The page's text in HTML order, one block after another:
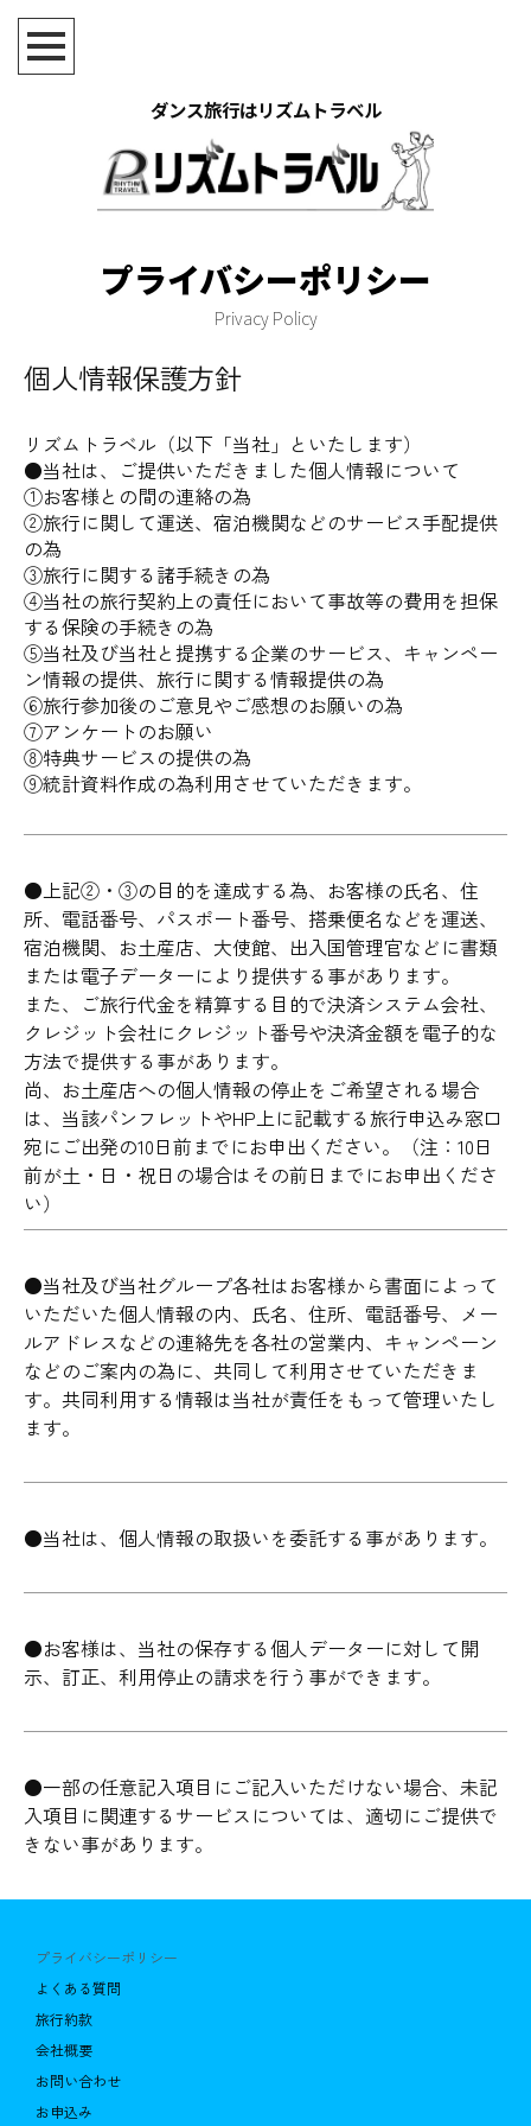
ダンス旅行はリズムトラベル
プライバシーポリシー
Privacy Policy
個人情報保護方針
リズムトラベル（以下「当社」といたします）
●当社は、ご提供いただきました個人情報について
①お客様との間の連絡の為
②旅行に関して運送、宿泊機関などのサービス手配提供
の為
③旅行に関する諸手続きの為
④当社の旅行契約上の責任において事故等の費用を担保
する保険の手続きの為
⑤当社及び当社と提携する企業のサービス、キャンペー
ン情報の提供、旅行に関する情報提供の為
⑥旅行参加後のご意見やご感想のお願いの為
⑦アンケートのお願い
⑧特典サービスの提供の為
⑨統計資料作成の為利用させていただきます。
●上記②・③の目的を達成する為、お客様の氏名、住
所、電話番号、パスポート番号、搭乗便名などを運送、
宿泊機関、お土産店、大使館、出入国管理官などに書類
または電子データーにより提供する事があります。
また、ご旅行代金を精算する目的で決済システム会社、
クレジット会社にクレジット番号や決済金額を電子的な
方法で提供する事があります。
尚、お土産店への個人情報の停止をご希望される場合
は、当該パンフレットやHP上に記載する旅行申込み窓口
宛にご出発の10日前までにお申出ください。（注：10日
前が土・日・祝日の場合はその前日までにお申出くださ
い）
●当社及び当社グループ各社はお客様から書面によって
いただいた個人情報の内、氏名、住所、電話番号、メー
ルアドレスなどの連絡先を各社の営業内、キャンペーン
などのご案内の為に、共同して利用させていただきま
す。共同利用する情報は当社が責任をもって管理いたし
ます。
●当社は、個人情報の取扱いを委託する事があります。
●お客様は、当社の保存する個人データーに対して開
示、訂正、利用停止の請求を行う事ができます。
●一部の任意記入項目にご記入いただけない場合、未記
入項目に関連するサービスについては、適切にご提供で
きない事があります。
プライバシーポリシー
よくある質問
旅行約款
会社概要
お問い合わせ
お申込み